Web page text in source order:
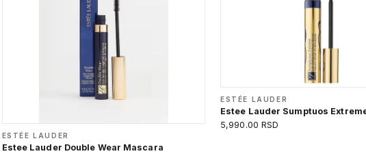
ESTÉE LAUDER
Estee Lauder Double Wear Mascara
ESTÉE LAUDER
Estee Lauder Sumptuos
5,990.00 RSD